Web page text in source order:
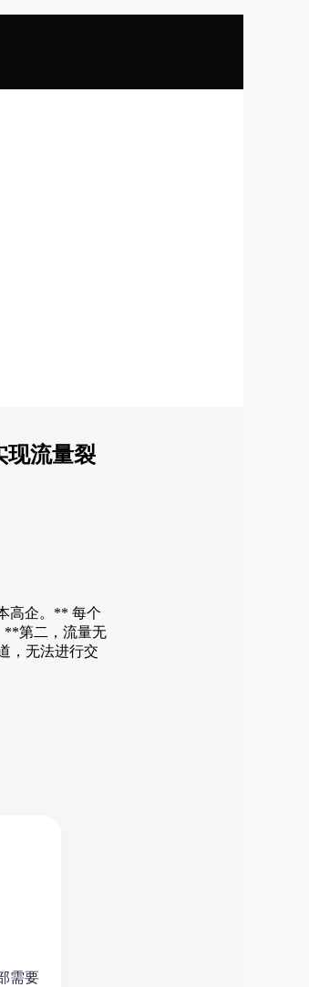
现流量裂
高企。** 每个
**第二，流量无
，无法进行交
需要